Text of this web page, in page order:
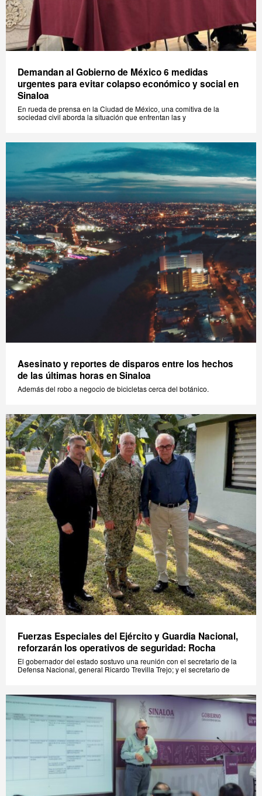
Demandan al Gobierno de México 6 medidas
urgentes para evitar colapso económico y social en
Sinaloa
En rueda de prensa en la Ciudad de México, una comitiva de la
sociedad civil aborda la situación que enfrentan las y
Asesinato y reportes de disparos entre los hechos
de las últimas horas en Sinaloa
Además del robo a negocio de bicicletas cerca del botánico.
Fuerzas Especiales del Ejército y Guardia Nacional,
reforzarán los operativos de seguridad: Rocha
El gobernador del estado sostuvo una reunión con el secretario de la
Defensa Nacional, general Ricardo Trevilla Trejo; y el secretario de